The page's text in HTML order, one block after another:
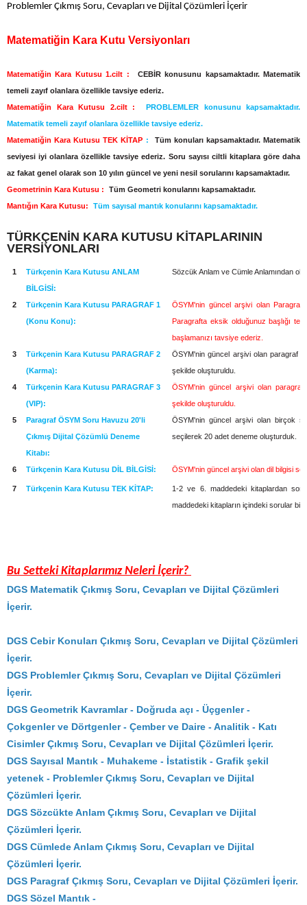
Problemler Çıkmış Soru, Cevapları ve Dijital Çözümleri İçerir
Matematiğin Kara Kutu Versiyonları
Matematiğin Kara Kutusu 1.cilt :
CEBİR konusunu kapsamaktadır. Matematik
temeli zayıf olanlara özellikle tavsiye ederiz.
Matematiğin Kara Kutusu 2.cilt :
PROBLEMLER konusunu kapsamaktadır.
Matematik temeli zayıf olanlara özellikle tavsiye ederiz.
Matematiğin Kara Kutusu TEK KİTAP :
Tüm konuları kapsamaktadır. Matematik
seviyesi iyi olanlara özellikle tavsiye ederiz. Soru sayısı ciltli kitaplara göre daha
az fakat genel olarak son 10 yılın güncel ve yeni nesil sorularını kapsamaktadır.
Geometrinin Kara Kutusu :
Tüm Geometri konularını kapsamaktadır.
Mantığın Kara Kutusu:
Tüm sayısal mantık konularını kapsamaktadır.
TÜRKÇENİN KARA KUTUSU KİTAPLARININ
VERSİYONLARI
1
Türkçenin Kara Kutusu ANLAM
BİLGİSİ:
Sözcük Anlam ve Cümle Anlamından
2
Türkçenin Kara Kutusu PARAGRAF 1
(Konu Konu):
ÖSYM'nin güncel arşivi olan Paragraf
Paragrafta eksik olduğunuz başlığı
başlamanızı tavsiye ederiz.
3
Türkçenin Kara Kutusu PARAGRAF 2
(Karma):
ÖSYM'nin güncel arşivi olan paragraf
şekilde oluşturuldu.
4
Türkçenin Kara Kutusu PARAGRAF 3
(VIP):
ÖSYM'nin güncel arşivi olan
şekilde oluşturuldu.
5
Paragraf ÖSYM Soru Havuzu 20'li
Çıkmış Dijital Çözümlü Deneme
Kitabı:
ÖSYM'nin güncel arşivi olan birçok
seçilerek 20 adet deneme oluşturduk.
6 Türkçenin Kara Kutusu DİL BİLGİSİ: ÖSYM'nin güncel arşivi olan dil bilgisi
7 Türkçenin Kara Kutusu TEK KİTAP:
1-2 ve 6. maddedeki kitaplardan
maddedeki kitapların içindeki sorular
Bu Setteki Kitaplarımız Neleri İçerir?
DGS Matematik Çıkmış Soru, Cevapları ve Dijital Çözümleri
İçerir.
DGS Cebir Konuları Çıkmış Soru, Cevapları ve Dijital Çözümleri
İçerir.
DGS Problemler Çıkmış Soru, Cevapları ve Dijital Çözümleri
İçerir.
DGS Geometrik Kavramlar - Doğruda açı - Üçgenler -
Çokgenler ve Dörtgenler - Çember ve Daire - Analitik - Katı
Cisimler Çıkmış Soru, Cevapları ve Dijital Çözümleri İçerir.
DGS Sayısal Mantık - Muhakeme - İstatistik - Grafik şekil
yetenek - Problemler Çıkmış Soru, Cevapları ve Dijital
Çözümleri İçerir.
DGS Sözcükte Anlam Çıkmış Soru, Cevapları ve Dijital
Çözümleri İçerir.
DGS Cümlede Anlam Çıkmış Soru, Cevapları ve Dijital
Çözümleri İçerir.
DGS Paragraf Çıkmış Soru, Cevapları ve Dijital Çözümleri İçerir.
DGS Sözel Mantık -